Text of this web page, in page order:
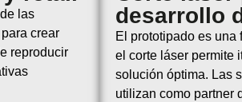
las
crear
reproducir
desarrollo
El prototipado es
el corte láser permite
solución óptima. Las
utilizan como partner